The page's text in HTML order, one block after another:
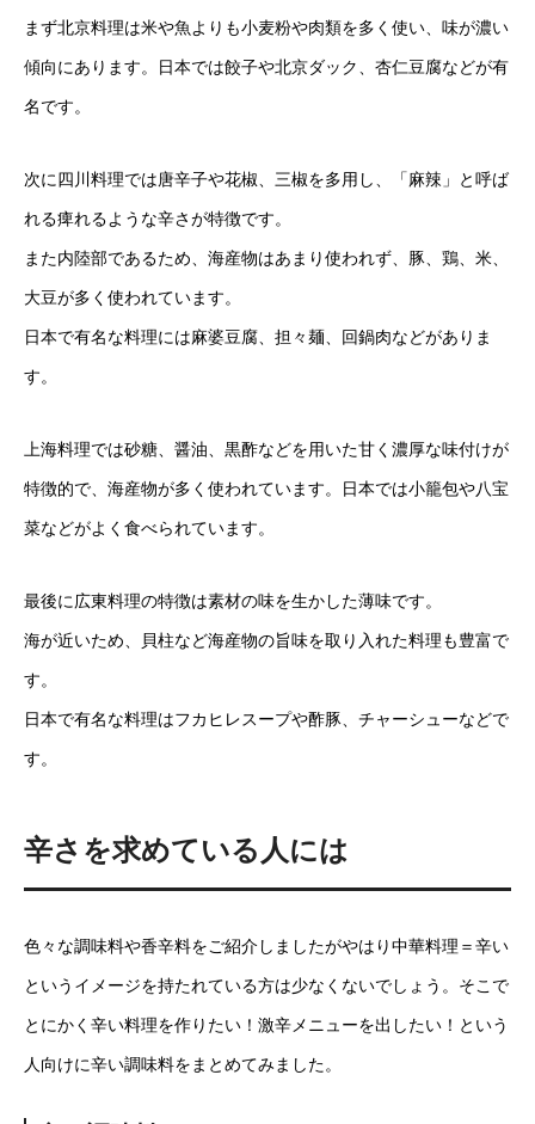
まず北京料理は米や魚よりも小麦粉や肉類を多く使い、味が濃い
傾向にあります。日本では餃子や北京ダック、杏仁豆腐などが有
名です。
次に四川料理では唐辛子や花椒、三椒を多用し、「麻辣」と呼ば
れる痺れるような辛さが特徴です。
また内陸部であるため、海産物はあまり使われず、豚、鶏、米、
大豆が多く使われています。
日本で有名な料理には麻婆豆腐、担々麺、回鍋肉などがありま
す。
上海料理では砂糖、醤油、黒酢などを用いた甘く濃厚な味付けが
特徴的で、海産物が多く使われています。日本では小籠包や八宝
菜などがよく食べられています。
最後に広東料理の特徴は素材の味を生かした薄味です。
海が近いため、貝柱など海産物の旨味を取り入れた料理も豊富で
す。
日本で有名な料理はフカヒレスープや酢豚、チャーシューなどで
す。
辛さを求めている人には
色々な調味料や香辛料をご紹介しましたがやはり中華料理＝辛い
というイメージを持たれている方は少なくないでしょう。そこで
とにかく辛い料理を作りたい！激辛メニューを出したい！という
人向けに辛い調味料をまとめてみました。